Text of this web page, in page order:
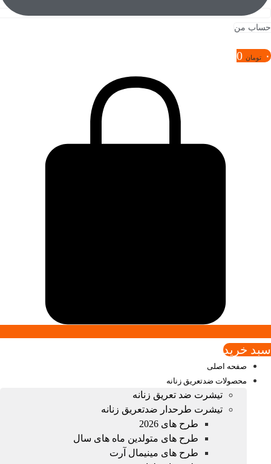
حساب من
۰ تومان 0
سبد خريد
صفحه اصلی
محصولات ضدتعریق زنانه
تیشرت ضد تعریق زنانه
تیشرت طرحدار ضدتعریق زنانه
طرح های 2026
طرح های متولدین ماه های سال
طرح های مینیمال آرت